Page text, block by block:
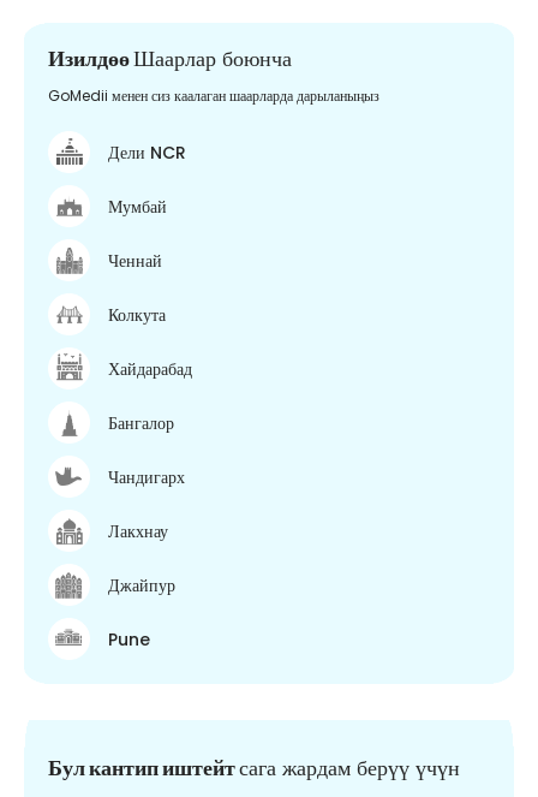
ИзилдөөШаарлар боюнча
GoMedii менен сиз каалаган шаарларда дарыланыңыз
Дели NCR
Мумбай
Ченнай
Колкута
Хайдарабад
Бангалор
Чандигарх
Лакхнау
Джайпур
Pune
Бул кантип иштейтсага жардам берүү үчүн